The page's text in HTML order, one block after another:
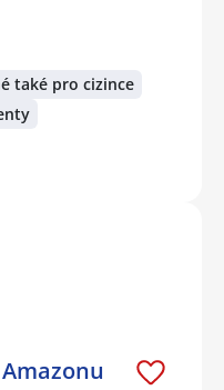
také pro cizince